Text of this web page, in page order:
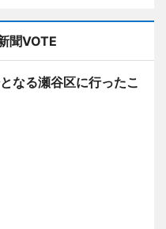
聞VOTE
なる瀬谷区に行ったこ